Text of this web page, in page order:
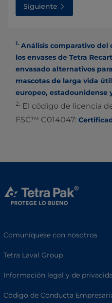
Siguiente
1. Análisis comparativo del
los envases de Tetra
envasado alternativos
mascotas de larga vida
europeo, estadounidense
2.
El código de licencia
FSC™ C014047:
Comuníquese con nosotros
Tetra Laval Group
Información legal y de
Código de Conducta